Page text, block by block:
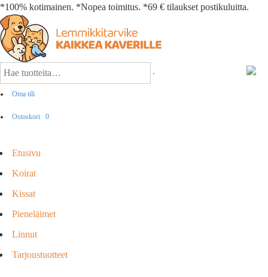
*100% kotimainen. *Nopea toimitus. *69 € tilaukset postikuluitta.
Oma tili
Ostoskori 0
Etusivu
Koirat
Kissat
Pieneläimet
Linnut
Tarjoustuotteet